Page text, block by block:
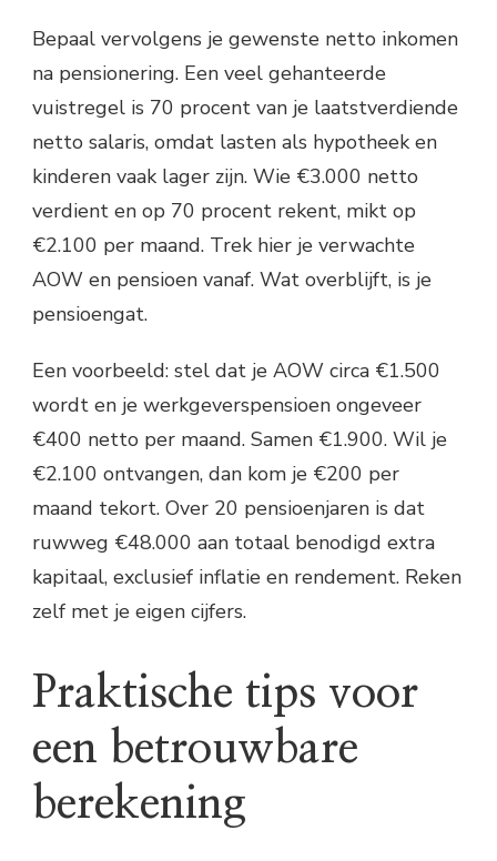
Bepaal vervolgens je gewenste netto inkomen
na pensionering. Een veel gehanteerde
vuistregel is 70 procent van je laatstverdiende
netto salaris, omdat lasten als hypotheek en
kinderen vaak lager zijn. Wie €3.000 netto
verdient en op 70 procent rekent, mikt op
€2.100 per maand. Trek hier je verwachte
AOW en pensioen vanaf. Wat overblijft, is je
pensioengat.
Een voorbeeld: stel dat je AOW circa €1.500
wordt en je werkgeverspensioen ongeveer
€400 netto per maand. Samen €1.900. Wil je
€2.100 ontvangen, dan kom je €200 per
maand tekort. Over 20 pensioenjaren is dat
ruwweg €48.000 aan totaal benodigd extra
kapitaal, exclusief inflatie en rendement. Reken
zelf met je eigen cijfers.
Praktische tips voor
een betrouwbare
berekening